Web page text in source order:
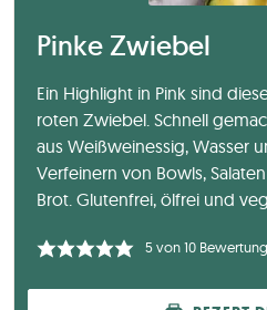
Pinke Zwiebel
Ein Highlight in Pink sind
roten Zwiebel. Schnell
aus Weißweinessig, Wasser
Verfeinern von Bowls,
Brot. Glutenfrei, ölfrei und
5von10